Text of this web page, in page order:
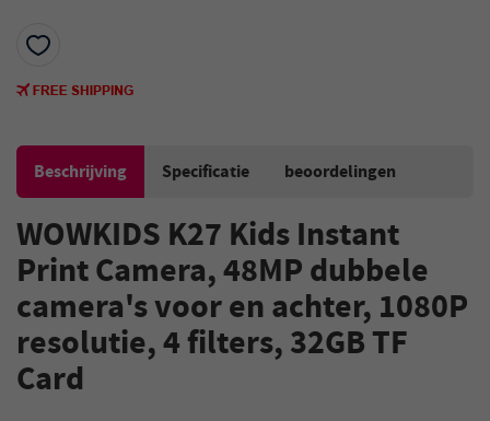
Beschrijving Specificatie beoordelingen
WOWKIDS K27 Kids Instant
Print Camera, 48MP dubbele
camera's voor en achter, 1080P
resolutie, 4 filters, 32GB TF
Card